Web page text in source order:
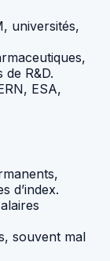
universités,
R&D.
ESA,
d’index.
souvent mal